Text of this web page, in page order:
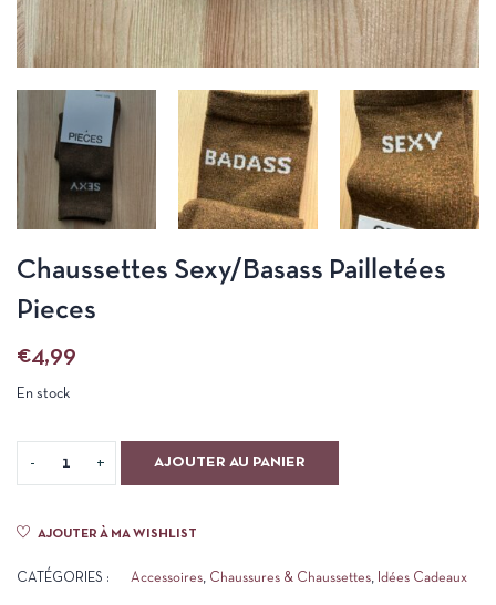
Chaussettes Sexy/Basass Pailletées
Pieces
€4,99
En stock
AJOUTER AU PANIER
AJOUTER À MA WISHLIST
CATÉGORIES : Accessoires, Chaussures & Chaussettes, Idées Cadeaux